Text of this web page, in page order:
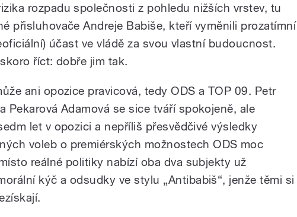
rozpadu společnosti z pohledu nižších vrstev, tu
přisluhovače Andreje Babiše, kteří vyměnili prozatímní
účast ve vládě za svou vlastní budoucnost.
říct: dobře jim tak.
ani opozice pravicová, tedy ODS a TOP 09. Petr
Pekarová Adamová se sice tváří spokojeně, ale
let v opozici a nepříliš přesvědčivé výsledky
voleb o premiérských možnostech ODS moc
reálné politiky nabízí oba dva subjekty už
kýč a odsudky ve stylu „Antibabiš“, jenže těmi si